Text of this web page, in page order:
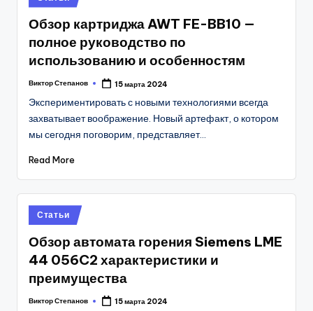
in
Обзор картриджа AWT FE-BB10 —
полное руководство по
использованию и особенностям
Posted
Виктор Степанов 15 марта 2024
Экспериментировать с новыми технологиями всегда
захватывает воображение. Новый артефакт, о котором
мы сегодня поговорим, представляет…
Read More
Posted
in
Статьи
Обзор автомата горения Siemens LME
44 056C2 характеристики и
преимущества
Posted
Виктор Степанов 15 марта 2024